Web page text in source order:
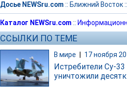
Досье NEWSru.com :: Ближний Восток::
Каталог NEWSru.com ::
ССЫЛКИ ПО ТЕМЕ
В мире 17 ноября
Истребители Су-
уничтожили